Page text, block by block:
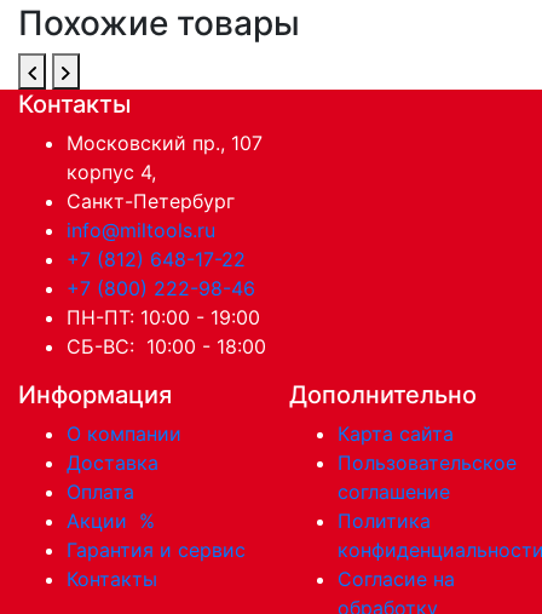
Похожие товары
Контакты
Московский пр., 107
корпус 4,
Санкт-Петербург
info@miltools.ru
+7 (812) 648-17-22
+7 (800) 222-98-46
ПН-ПТ: 10:00 - 19:00
СБ-ВС: 10:00 - 18:00
Информация
О компании
Доставка
Оплата
Акции %
Гарантия и сервис
Контакты
Дополнительно
Карта сайта
Пользовательское
соглашение
Политика
Согласие на
обработку